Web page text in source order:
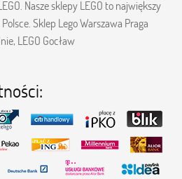
Nasze sklepy LEGO to największy
Sklep Lego Warszawa Praga
LEGO Gocław